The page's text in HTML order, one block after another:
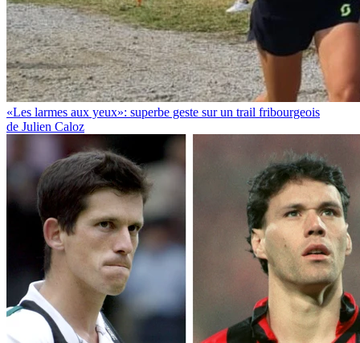
«Les larmes aux yeux»: superbe geste sur un trail fribourgeois
de Julien Caloz